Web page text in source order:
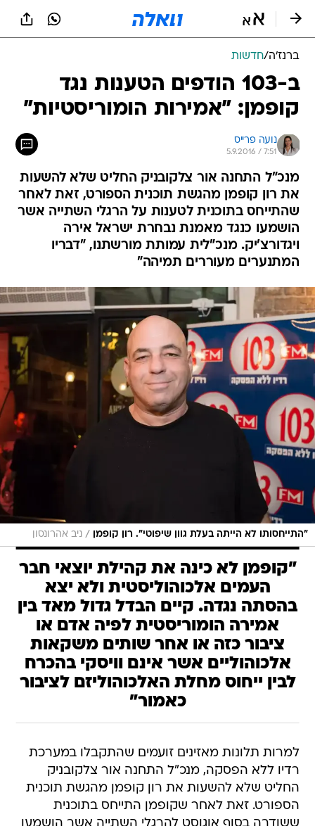
ברנז'ה/חדשות
ב-103 הודפים הטענות נגד
קופמן: "אמירות הומוריסטיות"
נועה פרייס
5.9.2016 / 7:51
מנכ"ל התחנה אור צלקובניק החליט שלא להשעות
את רון קופמן מהגשת תוכנית הספורט, זאת לאחר
שהתייחס בתוכנית לטענות על הרגלי השתייה אשר
הושמעו כנגד מאמנת נבחרת ישראל אירה
ויגדורצ'יק. מנכ"לית עמותת מורשתנו, "דבריו
המתנערים מעוררים תמיהה"
"התייחסותו לא הייתה בעלת גוון שיפוטי". רון קופמן / ניב אהרונסון
"קופמן לא כינה את קהילת יוצאי חבר
העמים אלכוהוליסטית ולא יצא
בהסתה נגדה. קיים הבדל גדול מאד בין
אמירה הומוריסטית לפיה אדם או
ציבור כזה או אחר שותים משקאות
אלכוהוליים אשר אינם וויסקי בהכרח
לבין ייחוס מחלת האלכוהוליזם לציבור
כאמור"
למרות תלונות מאזינים זועמים שהתקבלו במערכת
רדיו ללא הפסקה, מנכ"ל התחנה אור צלקובניק
החליט שלא להשעות את רון קופמן מהגשת תוכנית
הספורט. זאת לאחר שקופמן התייחס בתוכנית